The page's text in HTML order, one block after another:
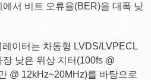
서 비트 오류율(BER)을 대폭 낮
이터는 차동형 LVDS/LVPECL
낮은 위상 지터(100fs @
@ 12kHz~20MHz)를 바탕으로